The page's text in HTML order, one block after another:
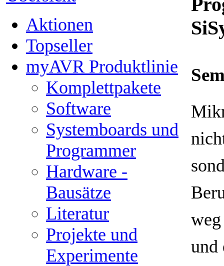
Aktionen
Topseller
myAVR Produktlinie
Komplettpakete
Software
Systemboards und
Programmer
Hardware -
Bausätze
Literatur
Projekte und
Experimente
und